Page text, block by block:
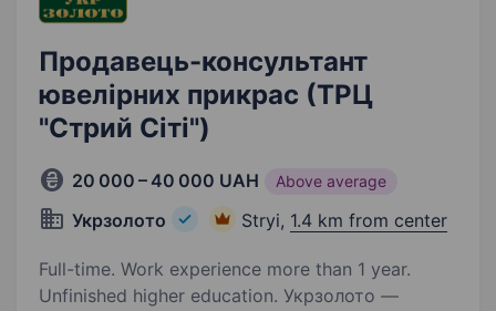
Продавець-консультант
ювелірних прикрас (ТРЦ
"Стрий Сіті")
20 000 – 40 000 UAH Above average
Укрзолото Stryi, 1.4 km from center
Full-time. Work experience more than 1 year.
Unfinished higher education. Укрзолото —